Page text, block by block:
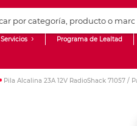
Servicios Programa de Lealtad
Pila Alcalina 23A 12V RadioShack 71057 /